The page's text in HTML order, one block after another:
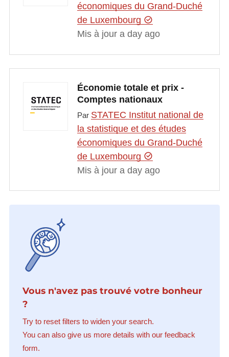
économiques du Grand-Duché
de Luxembourg
Mis à jour a day ago
Économie totale et prix -
Comptes nationaux
Par STATEC Institut national de
la statistique et des études
économiques du Grand-Duché
de Luxembourg
Mis à jour a day ago
Vous n'avez pas trouvé votre bonheur
?
Try to reset filters to widen your search.
You can also give us more details with our feedback
form.